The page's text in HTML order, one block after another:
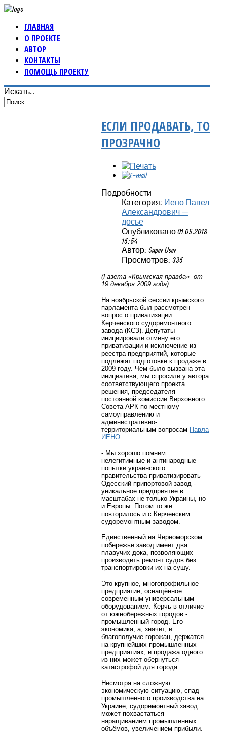
ГЛАВНАЯ
О ПРОЕКТЕ
АВТОР
КОНТАКТЫ
ПОМОЩЬ ПРОЕКТУ
Искать...
ЕСЛИ ПРОДАВАТЬ, ТО
ПРОЗРАЧНО
Подробности
Категория: Иено Павел
Александрович —
досье
Опубликовано 01.05.2018
16:54
Автор: Super User
Просмотров: 336
(Газета «Крымская правда» от
19 декабря 2009 года)
На ноябрьской сессии крымского
парламента был рассмотрен
вопрос о приватизации
Керченского судоремонтного
завода (КСЗ). Депутаты
инициировали отмену его
приватизации и исключение из
реестра предприятий, которые
подлежат подготовке к продаже в
2009 году. Чем было вызвана эта
инициатива, мы спросили у автора
соответствующего проекта
решения, председателя
постоянной комиссии Верховного
Совета АРК по местному
самоуправлению и
административно-
территориальным вопросам Павла
ИЕНО
- Мы хорошо помним
нелегитимные и антинародные
попытки украинского
правительства приватизировать
Одесский припортовой завод -
уникальное предприятие в
масштабах не только Украины, но
и Европы. Потом то же
повторилось и с Керченским
судоремонтным заводом.
Единственный на Черноморском
побережье завод имеет два
плавучих дока, позволяющих
производить ремонт судов без
транспортировки их на сушу.
Это крупное, многопрофильное
предприятие, оснащённое
современным универсальным
оборудованием. Керчь в отличие
от южнобережных городов -
промышленный город. Его
экономика, а, значит, и
благополучие горожан, держатся
на крупнейших промышленных
предприятиях, и продажа одного
из них может обернуться
катастрофой для города.
Несмотря на сложную
экономическую ситуацию, спад
промышленного производства на
Украине, судоремонтный завод
может похвастаться
наращиванием промышленных
объёмов, увеличением прибыли.